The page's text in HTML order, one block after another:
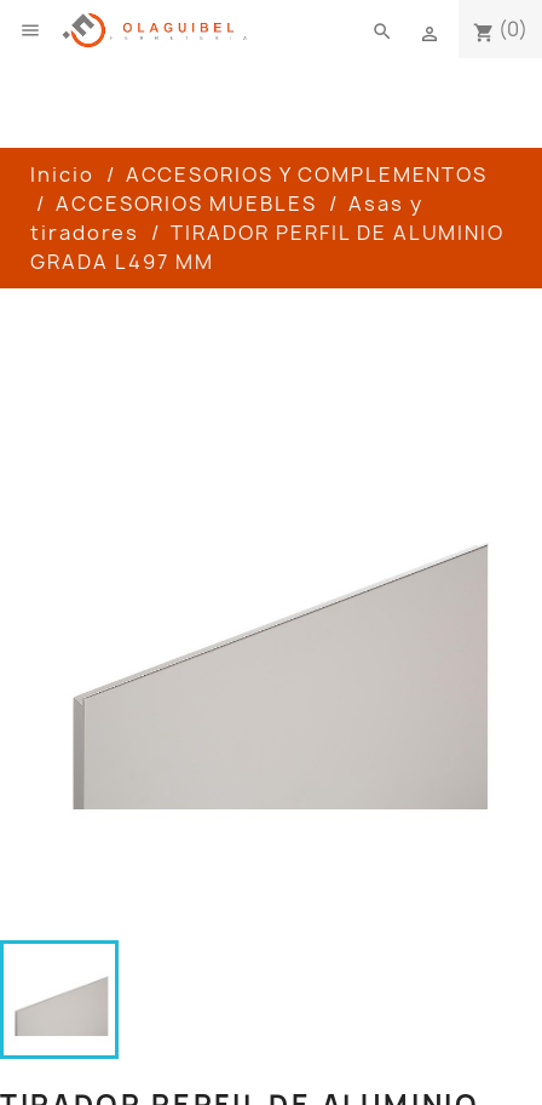
 shopping_cart (0)

search
Inicio
ACCESORIOS Y COMPLEMENTOS
ACCESORIOS MUEBLES
Asas y
tiradores
TIRADOR PERFIL DE ALUMINIO
GRADA L497 MM